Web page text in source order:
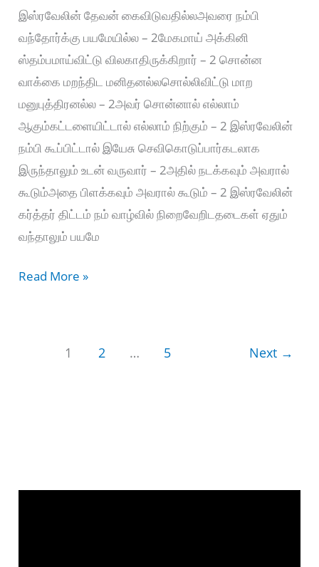
இஸ்ரவேலின் தேவன் கைவிடுவதில்லஅவரை நம்பி
வந்தோர்க்கு பயமேயில்ல – 2மேகமாய் அக்கினி
ஸ்தம்பமாய்விட்டு விலகாதிருக்கிறார் – 2 சொன்ன
வாக்கை மறந்திட மனிதனல்லசொல்லிவிட்டு மாற
மனுபுத்திரனல்ல – 2அவர் சொன்னால் எல்லாம்
ஆகும்கட்டளையிட்டால் எல்லாம் நிற்கும் – 2 இஸ்ரவேலின்
நம்பி கூப்பிட்டால் இயேசு செவிகொடுப்பார்கடலாக
இருந்தாலும் உடன் வருவார் – 2அதில் நடக்கவும் அவரால்
கூடும்அதை பிளக்கவும் அவரால் கூடும் – 2 இஸ்ரவேலின்
கர்த்தர் திட்டம் நம் வாழ்வில் நிறைவேறிடதடைகள் ஏதும்
வந்தாலும் பயமே
இஸ்ரவேலின்
Read More »
1 2 … 5 Next →